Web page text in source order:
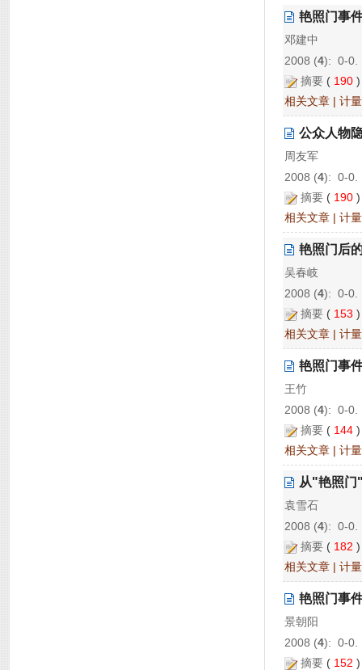
艳照门事
邓建中
2008 (4): 0-0.
摘要 ( 190
相关文章 | 计
公众人物
周友军
2008 (4): 0-0.
摘要 ( 190
相关文章 | 计
艳照门后
吴春岐
2008 (4): 0-0.
摘要 ( 153
相关文章 | 计
艳照门事
王竹
2008 (4): 0-0.
摘要 ( 144
相关文章 | 计
从"艳照门
袁雪石
2008 (4): 0-0.
摘要 ( 182
相关文章 | 计
艳照门事
景朝阳
2008 (4): 0-0.
摘要 ( 152